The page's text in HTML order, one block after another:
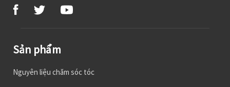
Sản phẩm
Nguyên liệu chăm sóc tóc